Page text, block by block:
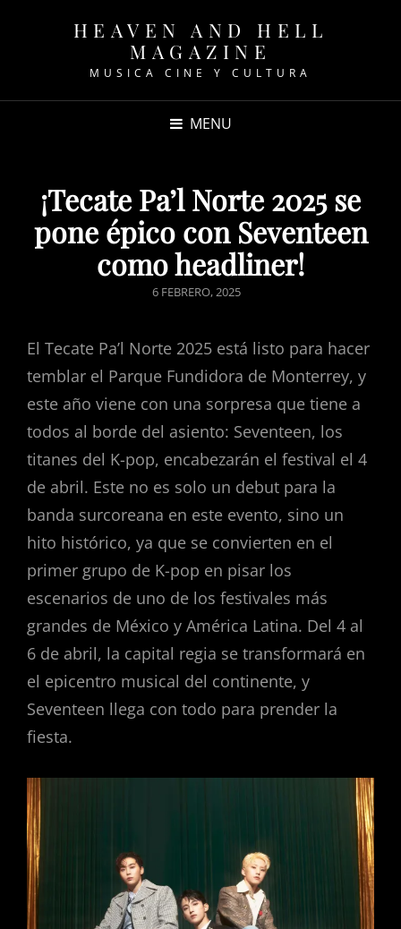
HEAVEN AND HELL
MAGAZINE
MUSICA CINE Y CULTURA
MENU
¡Tecate Pa’l Norte 2025 se
pone épico con Seventeen
como headliner!
POSTED
6 FEBRERO, 2025
El Tecate Pa’l Norte 2025 está listo para hacer
temblar el Parque Fundidora de Monterrey, y
este año viene con una sorpresa que tiene a
todos al borde del asiento: Seventeen, los
titanes del K-pop, encabezarán el festival el 4
de abril. Este no es solo un debut para la
banda surcoreana en este evento, sino un
hito histórico, ya que se convierten en el
primer grupo de K-pop en pisar los
escenarios de uno de los festivales más
grandes de México y América Latina. Del 4 al
6 de abril, la capital regia se transformará en
el epicentro musical del continente, y
Seventeen llega con todo para prender la
fiesta.